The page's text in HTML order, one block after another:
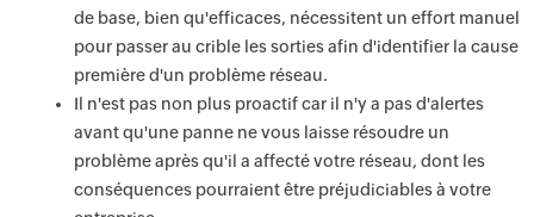
de base, bien qu'efficaces, nécessitent un effort manuel
pour passer au crible les sorties afin d'identifier la cause
première d'un problème réseau.
Il n'est pas non plus proactif car il n'y a pas d'alertes
avant qu'une panne ne vous laisse résoudre un
problème après qu'il a affecté votre réseau, dont les
conséquences pourraient être préjudiciables à votre